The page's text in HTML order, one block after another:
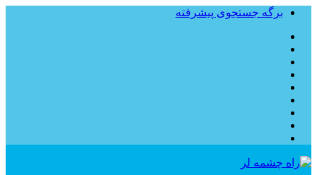
برگه جستجوی پیشرفته